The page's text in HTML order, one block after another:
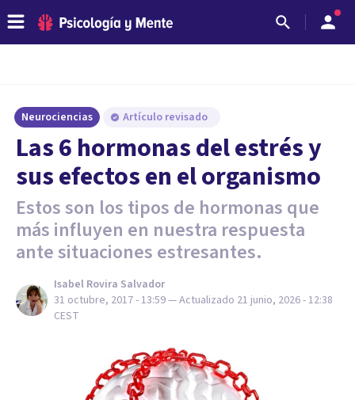
Neurociencias Artículo revisado
Las 6 hormonas del estrés y
sus efectos en el organismo
Estos son los tipos de hormonas que
más influyen en nuestra respuesta
ante situaciones estresantes.
Isabel Rovira Salvador
31 octubre, 2017 - 13:59— Actualizado 21 junio, 2026 - 12:38
CEST